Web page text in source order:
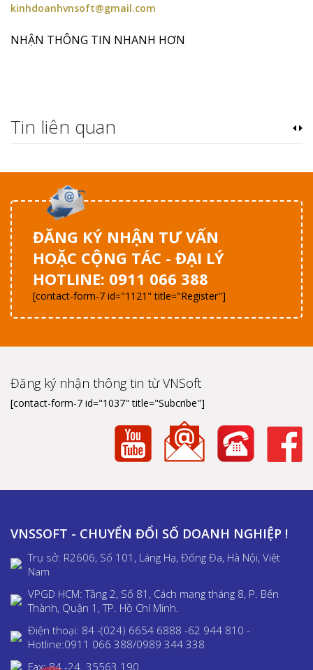
kinhdoanhvnsoft@gmail.com
NHẬN THÔNG TIN NHANH HƠN
Tin liên quan
ĐĂNG KÝ NHẬN TƯ VẤN
HOẶC CỘNG TÁC - ĐẠI LÝ
HOTLINE: 0911 066 388
[contact-form-7 id="1121" title="Register"]
Đăng ký nhận thông tin từ VNSoft
[contact-form-7 id="1037" title="Subcribe"]
VNSSOFT - CHUYỂN ĐỔI SỐ DOANH NGHIỆP !
Trụ sở: R2606, Số 101, Láng Hạ, Đống Đa, Hà Nội, Việt
Nam
VPGD HCM: Tầng 2, Số 81, Cách mạng tháng 8, P. Bến
Thành, Quận 1, TP. Hồ Chí Minh.
Điện thoại: 84 -(024) 6654 6888 -62 944 810 -
Hotline:0911 066 388/0989 344 338
Fax: 84 -24. 35563 190